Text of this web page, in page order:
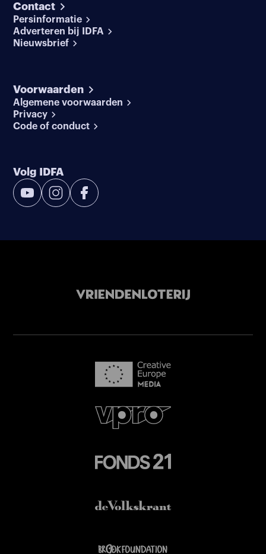
Contact
Persinformatie
Adverteren bij IDFA
Nieuwsbrief
Voorwaarden
Algemene voorwaarden
Privacy
Code of conduct
Volg IDFA